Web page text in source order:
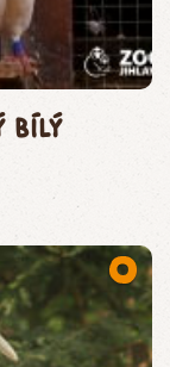
bílý